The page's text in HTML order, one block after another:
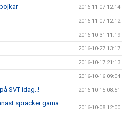
2016-11-07 12:14
2016-11-07 12:12
2016-10-31 11:19
2016-10-27 13:17
2016-10-17 21:13
2016-10-16 09:04
SVT idag..! 2016-10-15 08:51
spräcker gärna
2016-10-08 12:00